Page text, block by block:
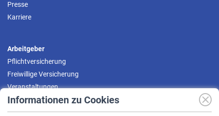
Informationen zu Cookies
Presse
Karriere
Arbeitgeber
Pflichtversicherung
Freiwillige Versicherung
Veranstaltungen